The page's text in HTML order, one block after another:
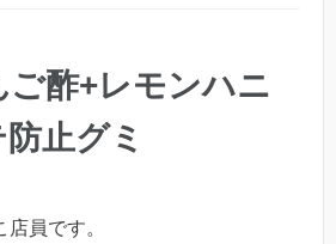
酢+レモンハニ
止グミ
員です。